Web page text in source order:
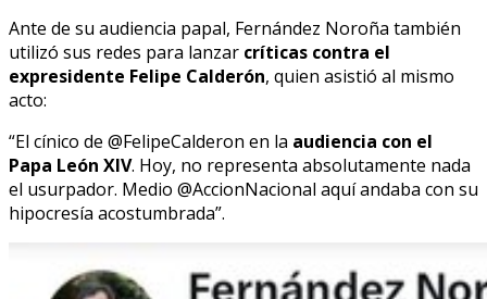
Ante de su audiencia papal, Fernández Noroña también
utilizó sus redes para lanzar críticas contra el
expresidente Felipe Calderón, quien asistió al mismo
acto:
“El cínico de ⁦@FelipeCalderon en la audiencia con el
Papa León XIV. Hoy, no representa absolutamente nada
el usurpador. Medio ⁦@AccionNacional⁩ aquí andaba con su
hipocresía acostumbrada”.